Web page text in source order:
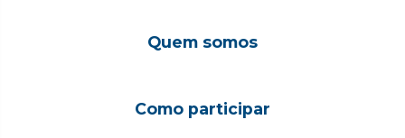
Quem somos
Como participar